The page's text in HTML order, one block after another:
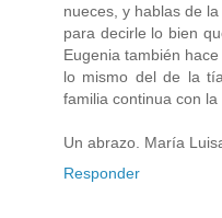
nueces, y hablas de
para decirle lo bien
Eugenia también
lo mismo del de la
familia continua con la
Un abrazo. María
Responder